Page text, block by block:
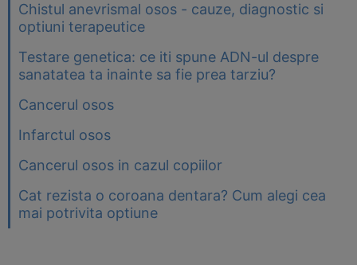
Chistul anevrismal osos - cauze, diagnostic si
optiuni terapeutice
Testare genetica: ce iti spune ADN-ul despre
sanatatea ta inainte sa fie prea tarziu?
Cancerul osos
Infarctul osos
Cancerul osos in cazul copiilor
Cat rezista o coroana dentara? Cum alegi cea
mai potrivita optiune